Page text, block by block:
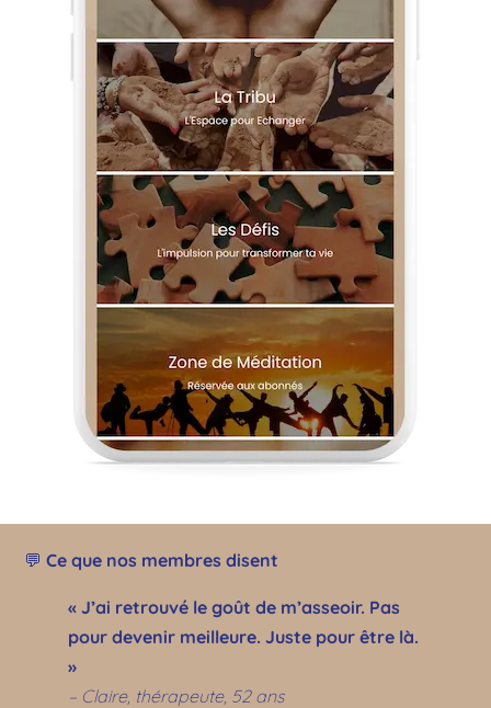
💬 Ce que nos membres disent
« J’ai retrouvé le goût de m’asseoir. Pas
pour devenir meilleure. Juste pour être là.
»
– Claire, thérapeute, 52 ans